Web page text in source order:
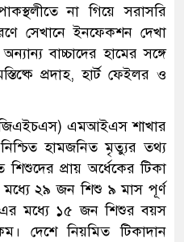
না গিয়ে সরাসরি
সেখানে ইনফেকশন দেখা
বাচ্চাদের হামের সঙ্গে
প্রদাহ, হার্ট ফেইলর ও
এমআইএস শাখার
হামজনিত মৃত্যুর তথ্য
প্রায় অর্ধেকের টিকা
২৯ জন শিশু ৯ মাস পূর্ণ
মধ্যে ১৫ জন শিশুর বয়স
দেশে নিয়মিত টিকাদান